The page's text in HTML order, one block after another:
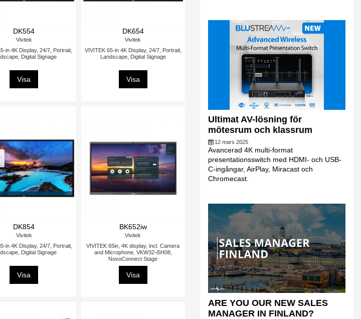
DK554
Vivitek
in 4K Display, 24/7, Portrait,
Digital Signage
Visa
DK654
Vivitek
VIVITEK 65-in 4K Display, 24/7, Portrait,
Landscape, Digital Signage
Visa
DK854
Vivitek
in 4K Display, 24/7, Portrait,
Digital Signage
Visa
BK652iw
Vivitek
VIVITEK 65in, 4K display, incl. Camera
and Microphone, VKW32-i5H08,
NovoConnect Stage
Visa
Ultimat AV-lösning för
mötesrum och klassrum
12 mars 2025
Avancerad 4K multi-format
presentationsswitch med HDMI- och USB-
C-ingångar, AirPlay, Miracast och
Chromecast.
ARE YOU OUR NEW SALES
MANAGER IN FINLAND?